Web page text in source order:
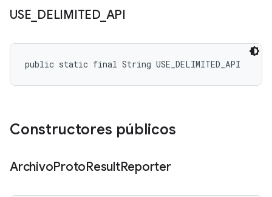
USE DELIMITED_ API
public static final String USE_DELIMITED_API
Constructores públicos
ArchivoProtoResultReporter